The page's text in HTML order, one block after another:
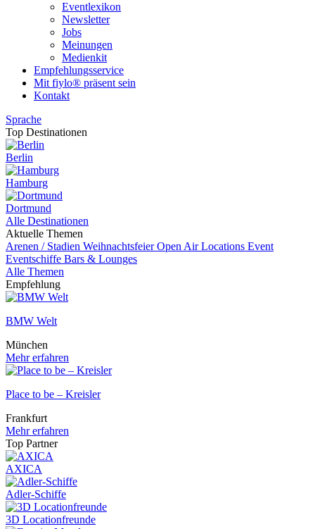
Eventlexikon
Newsletter
Jobs
Meinungen
Medienkit
Empfehlungsservice
Mit fiylo® präsent sein
Kontakt
Sprache
Top Destinationen
Berlin
Hamburg
Dortmund
Alle Destinationen
Aktuelle Themen
Arenen / Stadien WeihnachtsfeierOpen Air Locations Event
Eventschiffe Bars & Lounges
Alle Themen
Empfehlung
BMW Welt
München
Mehr erfahren
Place to be – Kreisler
Frankfurt
Mehr erfahren
Top Partner
AXICA
Adler-Schiffe
3D Locationfreunde